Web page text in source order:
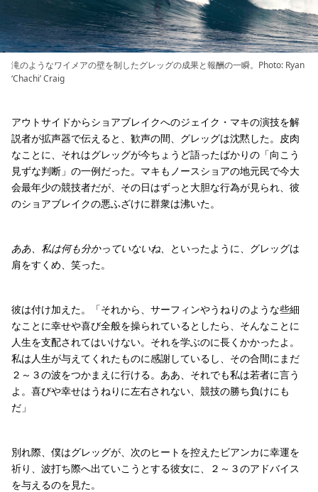
滝のようなワイメアの壁を制したグレッグの成果と報酬の一瞬。Photo: Ryan
‘Chachi’ Craig
アウトサイドからショアブレイクへのジェイク・マキの演技を解
説者が拡声器で伝えると、歓声の間、グレッグは沈黙した。皮肉
なことに、それはグレッグが今ちょうど語ったばかりの「向こう
見ずな判断」の一例だった。マキもノースショアの地元民で今大
会最年少の競技者だが、その日はずっと大胆な行為が見られ、彼
のショアブレイクの悪ふざけに群衆は沸いた。
ああ、私は何も分かっていないね、
といったように、グレッグは
肩をすくめ、笑った。
彼は付け加えた。「それから、サーフィンやうねりのような些細
なことに幸せや喜び全般を操られているとしたら、そんなことに
人生を支配されてはいけない。それを学ぶのに長くかかったよ。
私は人生が与えてくれたものに感謝しているし、その合間にまだ
２～３の波をつかまえに行ける。ああ、それでも私は若者に言う
よ。喜びや幸せはうねりに左右されない、競技の勝ち負けにも
だ」
別れ際、僕はグレッグが、次のヒートを控えたビアンカに幸運を
祈り、波打ち際へ出ていこうとする彼女に、２～３のアドバイス
を与えるのを見た。